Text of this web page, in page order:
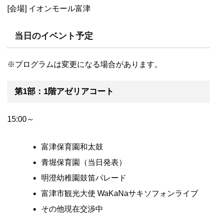
[会場] イオンモール富津
当日のイベント予定
※プログラムは変更になる場合があります。
第1部：1階アゼリアコート
15:00～
富津保育園和太鼓
青堀保育園（当日発表）
明澄幼稚園鼓笛パレード
富津市観光大使 WaKaNaサキソフォンライブ
その他現在交渉中